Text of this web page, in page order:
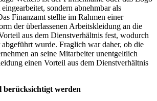
sondern abnehmbar als
Finanzamt stellte im Rahmen einer
der überlassenen Arbeitskleidung an die
aus dem Dienstverhältnis fest, wodurch
wurde. Fraglich war daher, ob die
an seine Mitarbeiter unentgeltlich
einen Vorteil aus dem Dienstverhältnis
berücksichtigt werden